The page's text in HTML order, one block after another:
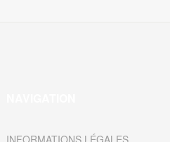
INFORMATIONS LÉGALES